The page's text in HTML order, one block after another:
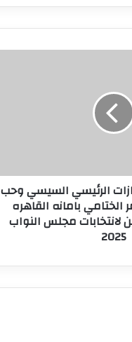
الرئيسي السيسي وحب
بامانه القاهره
مجلس النواب
2025